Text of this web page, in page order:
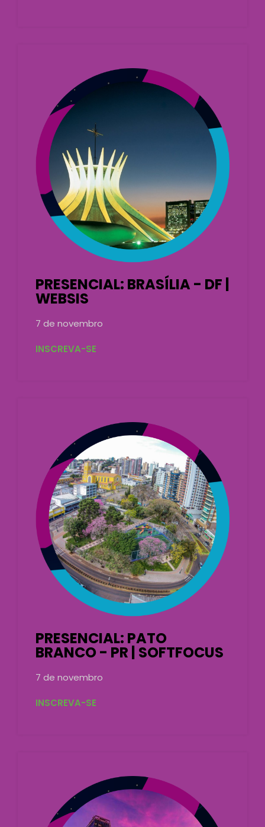
PRESENCIAL: BRASÍLIA - DF |
WEBSIS
7 de novembro
INSCREVA-SE
PRESENCIAL: PATO
BRANCO - PR | SOFTFOCUS
7 de novembro
INSCREVA-SE